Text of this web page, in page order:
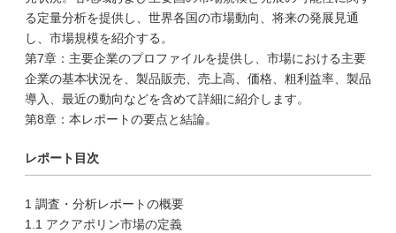
る定量分析を提供し、世界各国の市場動向、将来の発展見通
し、市場規模を紹介する。
第7章：主要企業のプロファイルを提供し、市場における主要
企業の基本状況を、製品販売、売上高、価格、粗利益率、製品
導入、最近の動向などを含めて詳細に紹介します。
第8章：本レポートの要点と結論。
レポート目次
1 調査・分析レポートの概要
1.1 アクアポリン市場の定義